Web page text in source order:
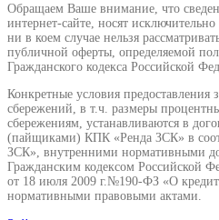
Обращаем Ваше внимание, что
интернет-сайте, носят
ни в коем случае нельзя
публичной оферты, определяемой
Гражданского кодекса Российской
Конкретные условия
сбережений, в т.ч. размеры
сбережениям, устанавливаются в
(пайщиками) КПК «Ренда ЗСК» в
ЗСК», внутренними нормативными
Гражданским кодексом Российской
от 18 июля 2009 г.№190-ФЗ «О
нормативными правовыми актами.